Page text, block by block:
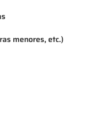
menores, etc.)